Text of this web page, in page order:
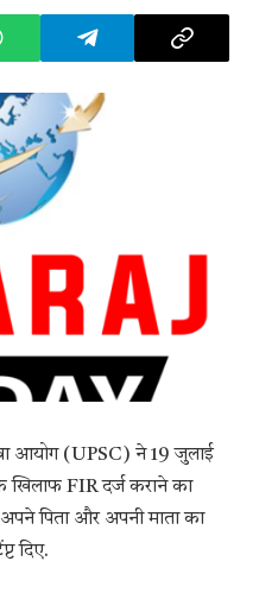
आयोग (UPSC) ने 19 जुलाई
खिलाफ FIR दर्ज कराने का
पिता और अपनी माता का
दिए.